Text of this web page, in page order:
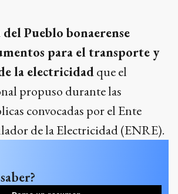
Pueblo bonaerense
para el transporte y
la electricidadque el
propuso durante las
convocadas por el Ente
de la Electricidad (ENRE).